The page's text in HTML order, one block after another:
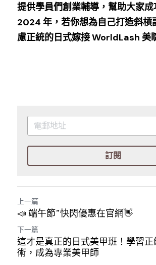
提供學員們創業輔導，幫助大家成
2024 年，若你想為自己打造斜槓
慮正統的日式嫁接 WorldLash 美
訂閱
上一篇
📣 端午節”快閃優惠在官網👋
下一篇
這才是真正的日式美甲班！學習
術，成為專業美甲師